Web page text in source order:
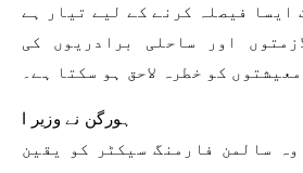
ایسا فیصلہ کرنے کے لیے تیار ہے
اور ساحلی برادریوں کی
معیشتوں کو خطرہ لاحق ہو سکتا ہے۔
ہورگن نے وزیر ا
سالمن فارمنگ سیکٹر کو یقین